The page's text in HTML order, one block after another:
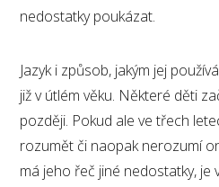
nedostatky poukázat.
Jazyk i způsob, jakým jej
již v útlém věku. Některé děti
později. Pokud ale ve třech
rozumět či naopak nerozumí
má jeho řeč jiné nedostatky, je